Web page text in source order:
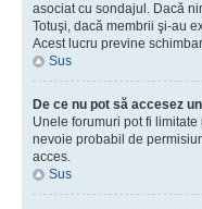
asociat cu sondajul. Dacă
Totuşi, dacă membrii şi-au
Acest lucru previne
Sus
De ce nu pot să accesez
Unele forumuri pot fi
nevoie probabil de
acces.
Sus